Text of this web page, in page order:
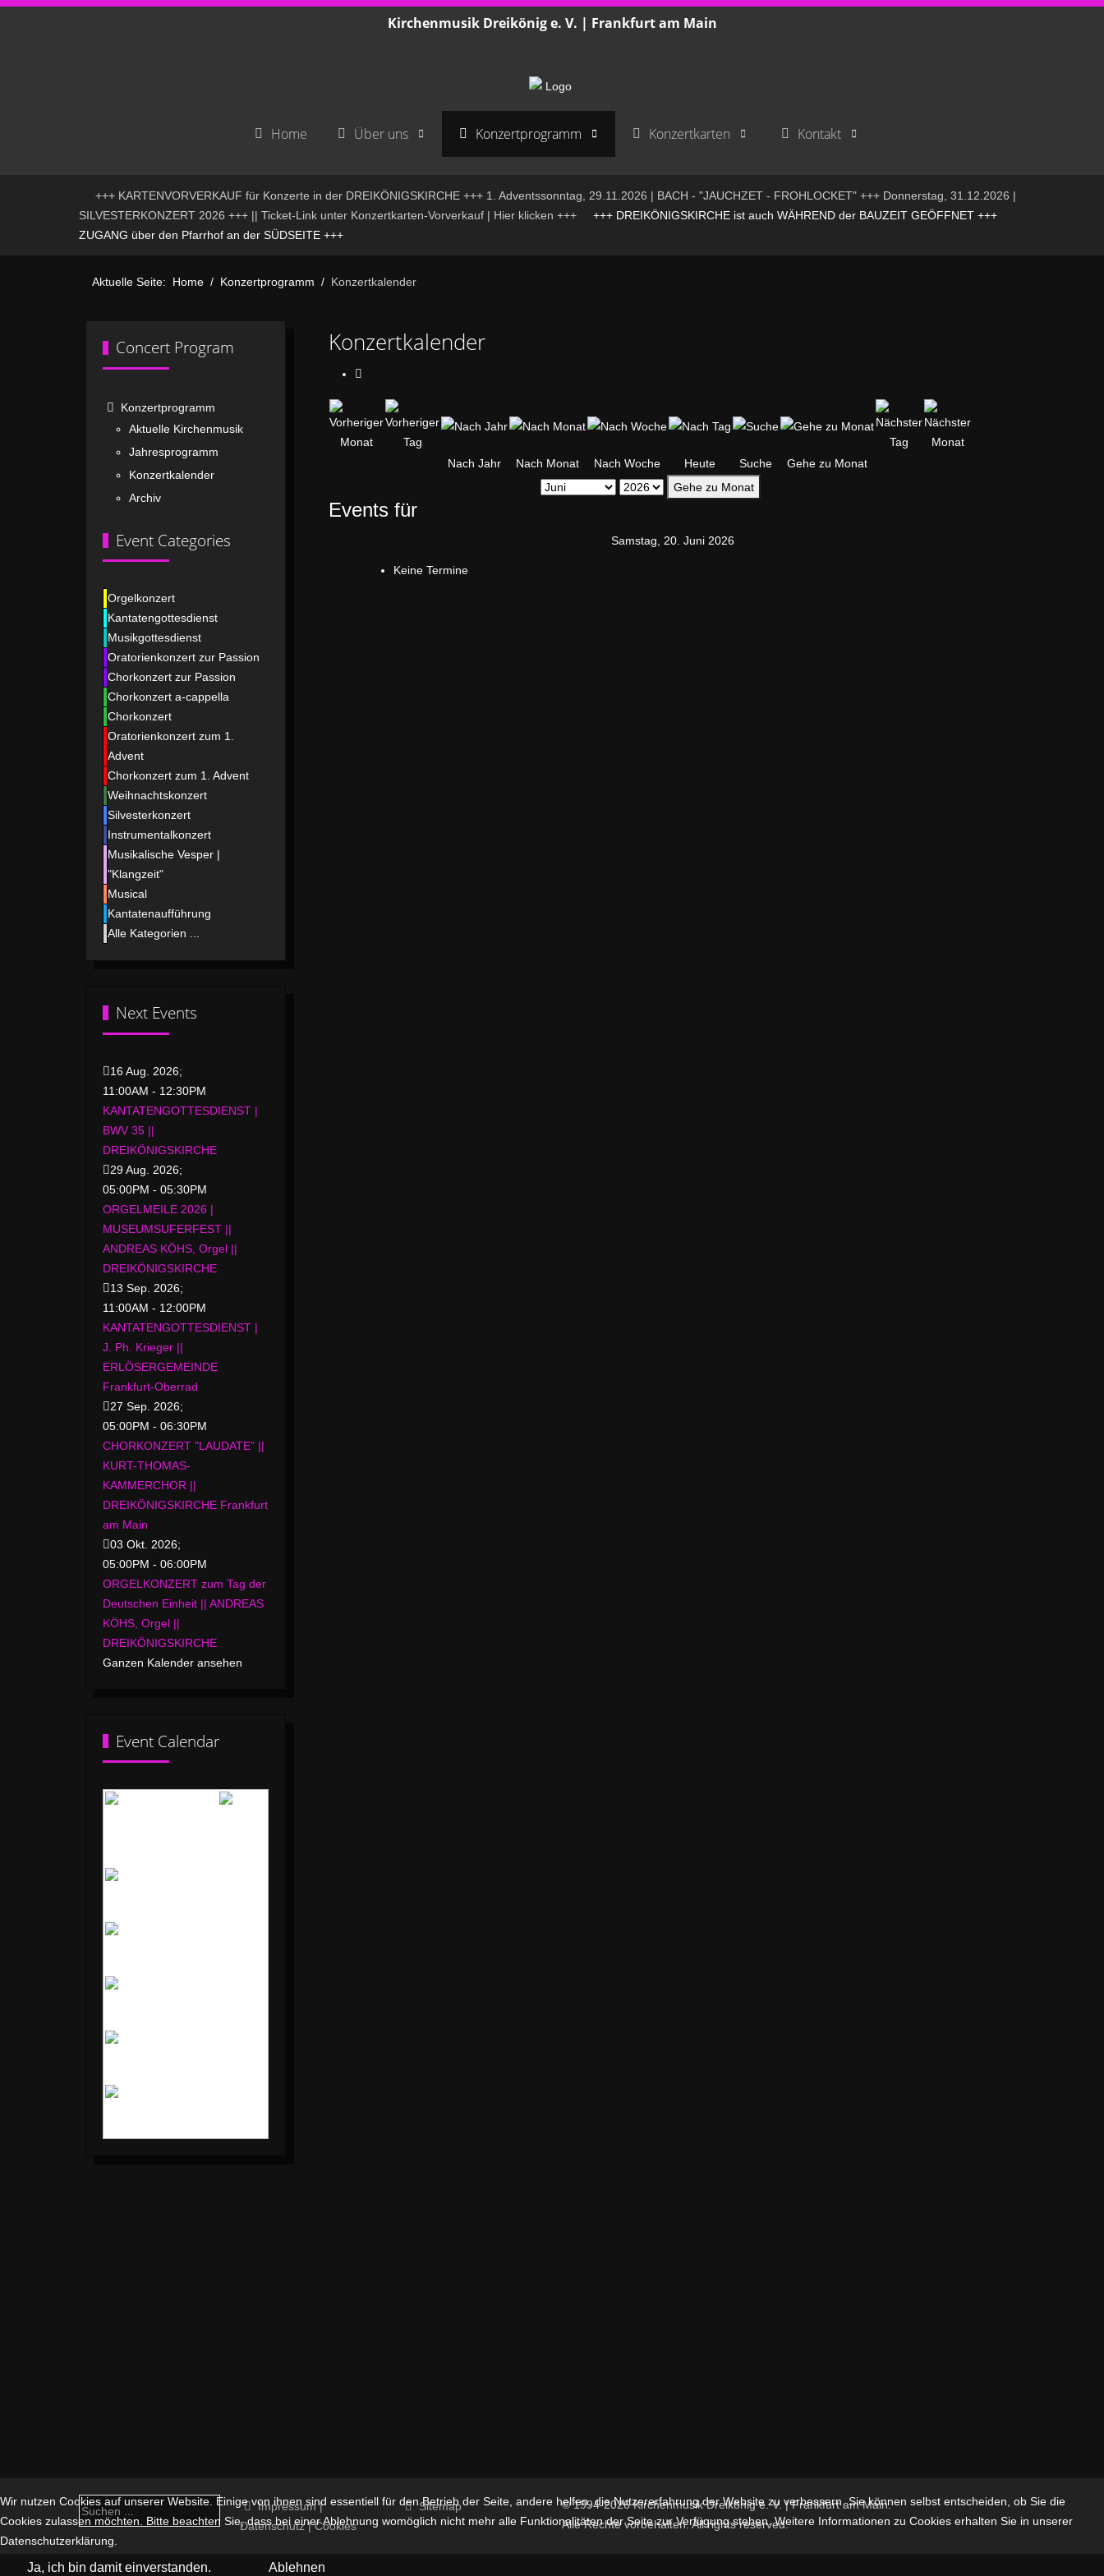
Kirchenmusik Dreikönig e. V. | Frankfurt am Main
Home Über uns Konzertprogramm Konzertkarten Kontakt
+++ KARTENVORVERKAUF für Konzerte in der DREIKÖNIGSKIRCHE +++ 1. Adventssonntag, 29.11.2026 | BACH - "JAUCHZET - FROHLOCKET" +++ Donnerstag, 31.12.2026 |
SILVESTERKONZERT 2026 +++ || Ticket-Link unter Konzertkarten-Vorverkauf | Hier klicken +++ +++ DREIKÖNIGSKIRCHE ist auch WÄHREND der BAUZEIT GEÖFFNET +++
ZUGANG über den Pfarrhof an der SÜDSEITE +++
Aktuelle Seite: Home Konzertprogramm Konzertkalender
Concert Program
Konzertprogramm
Aktuelle Kirchenmusik
Jahresprogramm
Konzertkalender
Archiv
Event Categories
Orgelkonzert
Kantatengottesdienst
Musikgottesdienst
Oratorienkonzert zur Passion
Chorkonzert zur Passion
Chorkonzert a-cappella
Chorkonzert
Oratorienkonzert zum 1.
Advent
Chorkonzert zum 1. Advent
Weihnachtskonzert
Silvesterkonzert
Instrumentalkonzert
Musikalische Vesper |
"Klangzeit"
Musical
Kantatenaufführung
Alle Kategorien ...
Next Events
16 Aug. 2026;
11:00AM - 12:30PM
KANTATENGOTTESDIENST |
BWV 35 ||
DREIKÖNIGSKIRCHE
29 Aug. 2026;
05:00PM - 05:30PM
ORGELMEILE 2026 |
MUSEUMSUFERFEST ||
ANDREAS KÖHS, Orgel ||
DREIKÖNIGSKIRCHE
13 Sep. 2026;
11:00AM - 12:00PM
KANTATENGOTTESDIENST |
J. Ph. Krieger ||
ERLÖSERGEMEINDE
Frankfurt-Oberrad
27 Sep. 2026;
05:00PM - 06:30PM
CHORKONZERT "LAUDATE" ||
KURT-THOMAS-
KAMMERCHOR ||
DREIKÖNIGSKIRCHE Frankfurt
am Main
03 Okt. 2026;
05:00PM - 06:00PM
ORGELKONZERT zum Tag der
Deutschen Einheit || ANDREAS
KÖHS, Orgel ||
DREIKÖNIGSKIRCHE
Ganzen Kalender ansehen
Event Calendar
Konzertkalender
Nach Jahr Nach Monat Nach Woche Heute Suche
Gehe zu Monat
Gehe zu Monat
Events für
Samstag, 20. Juni 2026
Keine Termine
Impressum |
Datenschutz | Cookies
Sitemap
© 1994-2026 Kirchenmusik Dreikönig e. V. | Frankfurt am Main.
Alle Rechte vorbehalten. All rights reserved.
Wir nutzen Cookies auf unserer Website. Einige von ihnen sind essentiell für den Betrieb der Seite, andere helfen, die Nutzererfahrung der Website zu verbessern. Sie können selbst entscheiden, ob Sie die
Cookies zulassen möchten. Bitte beachten Sie, dass bei einer Ablehnung womöglich nicht mehr alle Funktionalitäten der Seite zur Verfügung stehen. Weitere Informationen zu Cookies erhalten Sie in unserer
Datenschutzerklärung.
Ja, ich bin damit einverstanden. Ablehnen